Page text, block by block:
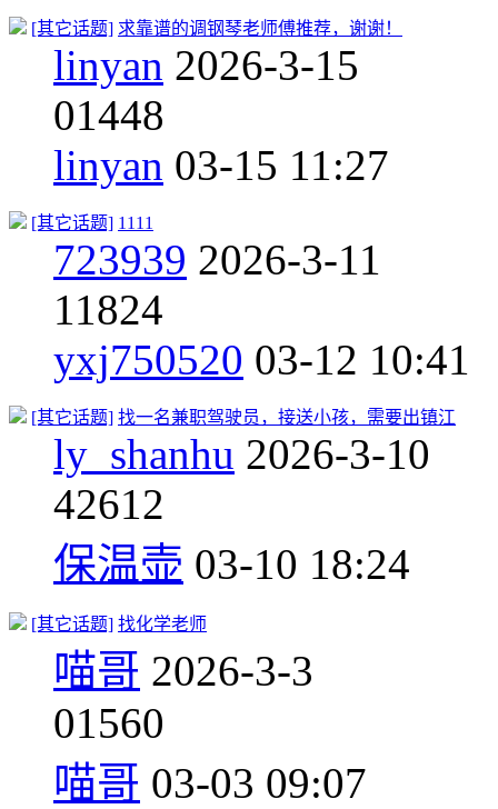
[其它话题] 求靠谱的调钢琴老师傅推荐，谢谢！
linyan 2026-3-15
01448
linyan 03-15 11:27
[其它话题] 1111
723939 2026-3-11
11824
yxj750520 03-12 10:41
[其它话题] 找一名兼职驾驶员，接送小孩，需要出镇江
ly_shanhu 2026-3-10
42612
保温壶 03-10 18:24
[其它话题] 找化学老师
喵哥 2026-3-3
01560
喵哥 03-03 09:07